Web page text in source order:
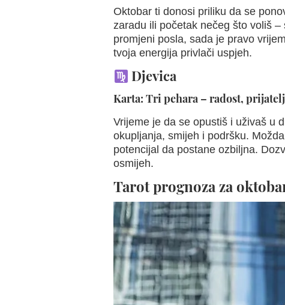
Oktobar ti donosi priliku da se
zaradu ili početak nečeg što voliš
promjeni posla, sada je pravo
tvoja energija privlači uspjeh.
Djevica
Karta: Tri pehara – radost,
Vrijeme je da se opustiš i uživaš u
okupljanja, smijeh i podršku.
potencijal da postane ozbiljna.
osmijeh.
Tarot prognoza za